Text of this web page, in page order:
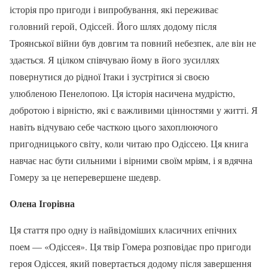
історія про пригоди і випробування, які переживає
головний герой, Одіссей. Його шлях додому після
Троянської війни був довгим та повний небезпек, але він не
здається. Я цілком співчуваю йому в його зусиллях
повернутися до рідної Ітаки і зустрітися зі своєю
улюбленою Пенелопою. Ця історія насичена мудрістю,
добротою і вірністю, які є важливими цінностями у житті. Я
навіть відчуваю себе часткою цього захоплюючого
пригодницького світу, коли читаю про Одіссею. Ця книга
навчає нас бути сильними і вірними своїм мріям, і я вдячна
Гомеру за це неперевершене шедевр.
Олена Ігорівна
Ця стаття про одну із найвідоміших класичних епічних
поем — «Одіссея». Ця твір Гомера розповідає про пригоди
героя Одіссея, який повертається додому після завершення